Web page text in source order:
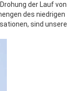
der Lauf von
des niedrigen
sind unsere